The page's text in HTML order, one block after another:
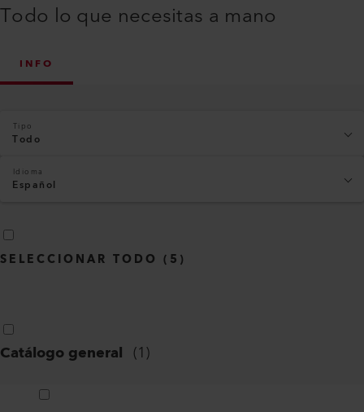
Todo lo que necesitas a mano
INFO
Tipo
Todo
Idioma
Español
SELECCIONAR TODO ( 5 )
Catálogo general (1)